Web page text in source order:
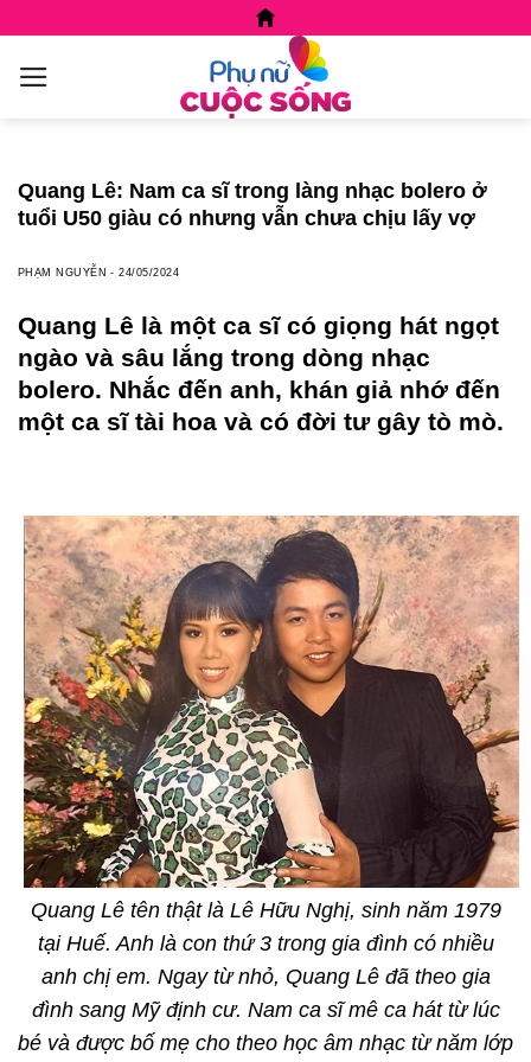
content
Quang Lê: Nam ca sĩ trong làng nhạc bolero ở
tuổi U50 giàu có nhưng vẫn chưa chịu lấy vợ
PHẠM NGUYỄN -24/05/2024
Quang Lê là một ca sĩ có giọng hát ngọt
ngào và sâu lắng trong dòng nhạc
bolero. Nhắc đến anh, khán giả nhớ đến
một ca sĩ tài hoa và có đời tư gây tò mò.
Quang Lê tên thật là Lê Hữu Nghị, sinh năm 1979
tại Huế. Anh là con thứ 3 trong gia đình có nhiều
anh chị em. Ngay từ nhỏ, Quang Lê đã theo gia
đình sang Mỹ định cư. Nam ca sĩ mê ca hát từ lúc
bé và được bố mẹ cho theo học âm nhạc từ năm lớp